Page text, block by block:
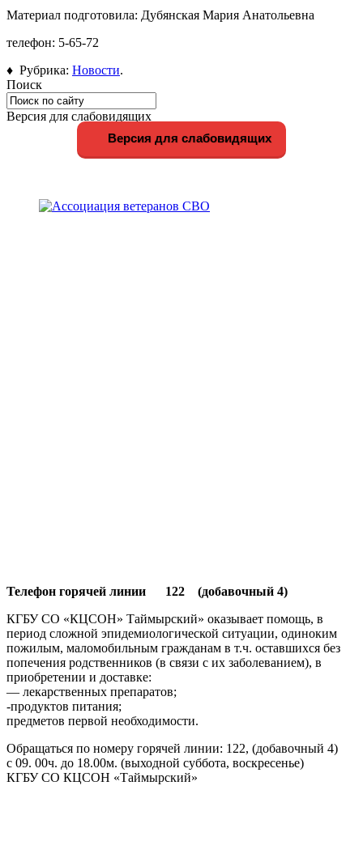
Материал подготовила: Дубянская Мария Анатольевна
телефон: 5-65-72
♦ Рубрика: Новости.
Поиск
Версия для слабовидящих
Версия для слабовидящих
Телефон горячей линии 122 (добавочный 4)
КГБУ СО «КЦСОН» Таймырский» оказывает помощь, в
период сложной эпидемиологической ситуации, одиноким
пожилым, маломобильным гражданам в т.ч. оставшихся без
попечения родственников (в связи с их заболеванием), в
приобретении и доставке:
— лекарственных препаратов;
-продуктов питания;
предметов первой необходимости.
Обращаться по номеру горячей линии: 122, (добавочный 4)
с 09. 00ч. до 18.00м. (выходной суббота, воскресенье)
КГБУ СО КЦСОН «Таймырский»